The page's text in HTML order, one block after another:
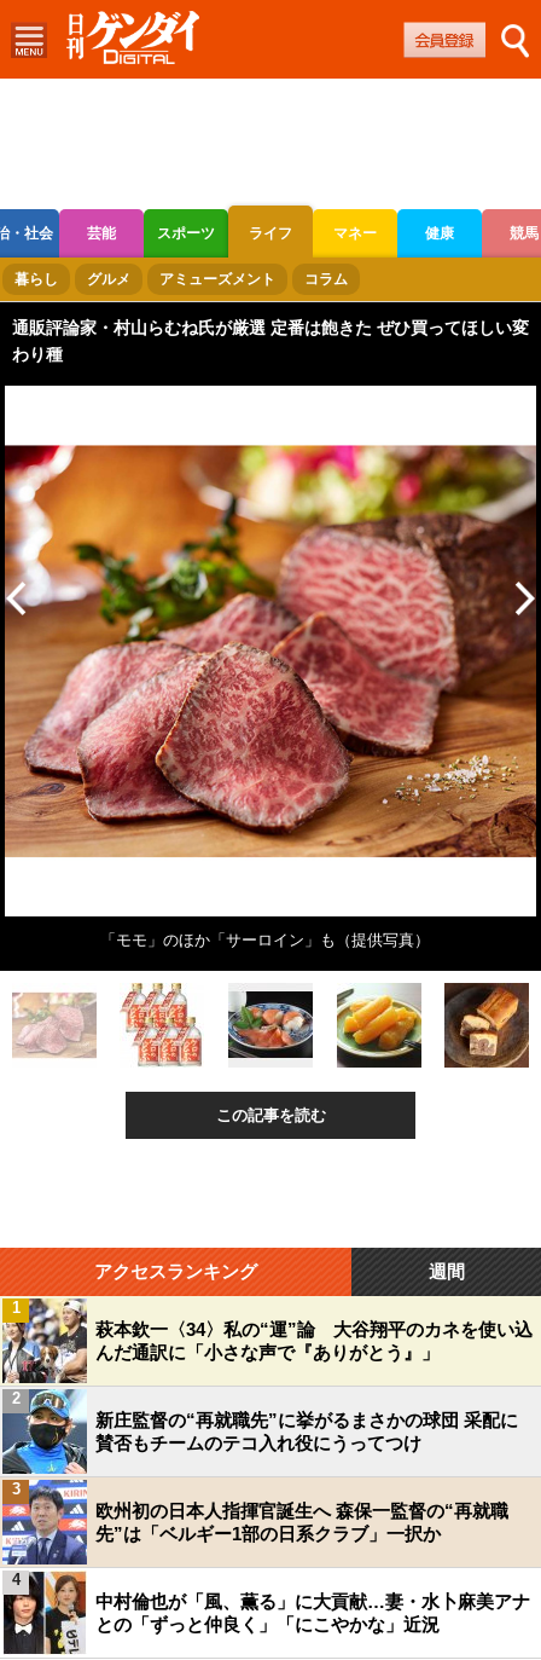
・社会 芸能 スポーツ ライフ マネー 健康 競馬
ボートレース 競輪 オートレース
暮らし グルメ アミューズメント コラム
通販評論家・村山らむね氏が厳選 定番は飽きた ぜひ買ってほしい変
わり種
「モモ」のほか「サーロイン」も（提供写真）
この記事を読む
アクセスランキング 週間
萩本欽一〈34〉私の“運”論 大谷翔平のカネを使い込
んだ通訳に「小さな声で『ありがとう』」
1
新庄監督の“再就職先”に挙がるまさかの球団 采配に
賛否もチームのテコ入れ役にうってつけ
2
欧州初の日本人指揮官誕生へ 森保一監督の“再就職
先”は「ベルギー1部の日系クラブ」一択か
3
中村倫也が「風、薫る」に大貢献…妻・水卜麻美アナ
との「ずっと仲良く」「にこやかな」近況
4